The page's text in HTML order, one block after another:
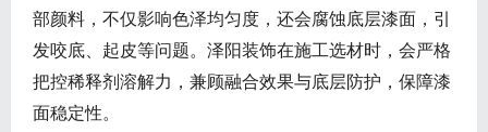
部颜料，不仅影响色泽均匀度，还会腐蚀底层漆面，引
发咬底、起皮等问题。泽阳装饰在施工选材时，会严格
把控稀释剂溶解力，兼顾融合效果与底层防护，保障漆
面稳定性。